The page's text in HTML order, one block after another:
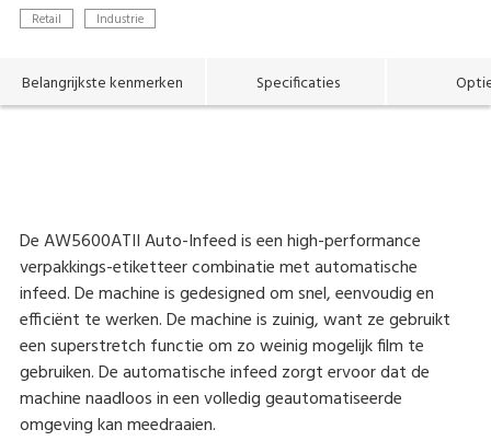
Retail Industrie
Belangrijkste kenmerken Specificaties
De AW5600ATII Auto-Infeed is een high-performance
verpakkings-etiketteer combinatie met automatische
infeed. De machine is gedesigned om snel, eenvoudig en
efficiënt te werken. De machine is zuinig, want ze gebruikt
een superstretch functie om zo weinig mogelijk film te
gebruiken. De automatische infeed zorgt ervoor dat de
machine naadloos in een volledig geautomatiseerde
omgeving kan meedraaien.